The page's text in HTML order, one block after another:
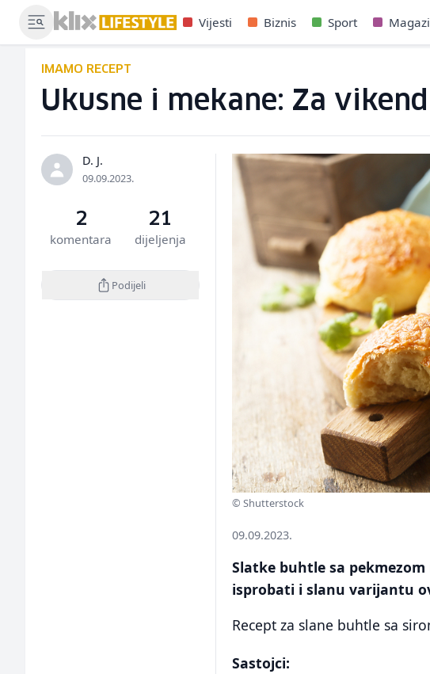
Vijesti Biznis Sport
IMAMO RECEPT
Ukusne i mekane: Za
D. J.
09.09.2023.
2
komentara
21
dijeljenja
Podijeli
© Shutterstock
09.09.2023.
Slatke buhtle sa
isprobati i slanu varijantu
Recept za slane buhtle sa
Sastojci: